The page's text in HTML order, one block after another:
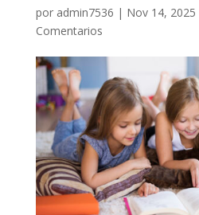
por admin7536 | Nov 14, 2025
Comentarios